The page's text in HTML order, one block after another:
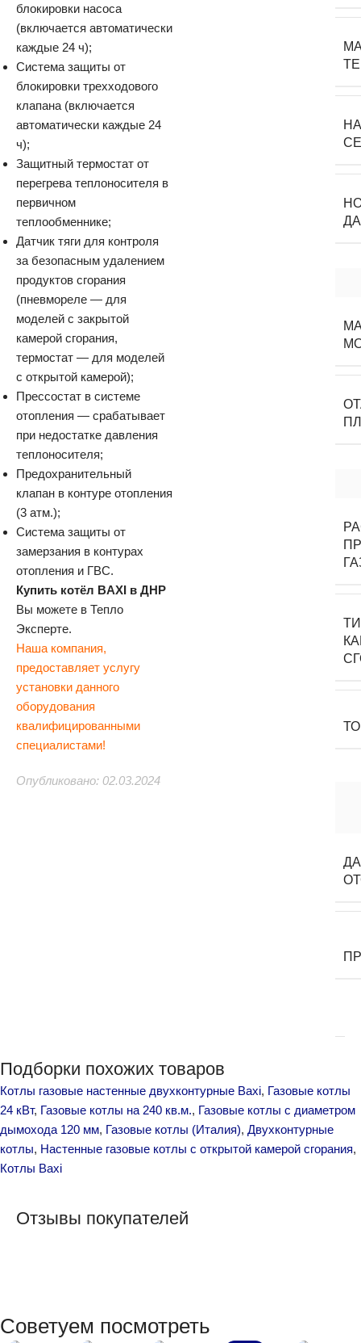
блокировки насоса
(включается автоматически
каждые 24 ч);
Система защиты от
блокировки трехходового
клапана (включается
автоматически каждые 24
ч);
Защитный термостат от
перегрева теплоносителя в
первичном
теплообменнике;
Датчик тяги для контроля
за безопасным удалением
продуктов сгорания
(пневмореле — для
моделей с закрытой
камерой сгорания,
термостат — для моделей
с открытой камерой);
Прессостат в системе
отопления — срабатывает
при недостатке давления
теплоносителя;
Предохранительный
клапан в контуре отопления
(3 атм.);
Система защиты от
замерзания в контурах
отопления и ГВС.
Купить котёл BAXI в ДНР
Вы можете в Тепло
Эксперте.
Наша компания,
предоставляет услугу
установки данного
оборудования
квалифицированными
специалистами!
Опубликовано: 02.03.2024
Подборки похожих товаров
Котлы газовые настенные двухконтурные Baxi, Газовые котлы
24 кВт, Газовые котлы на 240 кв.м., Газовые котлы с диаметром
дымохода 120 мм, Газовые котлы (Италия), Двухконтурные
котлы, Настенные газовые котлы с открытой камерой сгорания,
Котлы Baxi
Отзывы покупателей
Советуем посмотреть